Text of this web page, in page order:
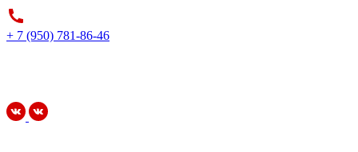
+ 7 (950) 781-86-46